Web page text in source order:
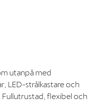
utanpå med
LED-strålkastare och
Fullutrustad, flexibel och